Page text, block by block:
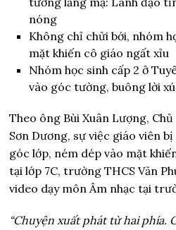
nóng
Không chỉ chửi bới, nhóm
mặt khiến cô giáo ngất xỉu
Nhóm học sinh cấp 2 ở
vào góc tường, buông lời
Theo ông Bùi Xuân Lượng,
Sơn Dương, sự việc giáo viên
góc lớp, ném dép vào mặt
tại lớp 7C, trường THCS Văn
video dạy môn Âm nhạc tại
“Chuyện xuất phát từ hai phía.